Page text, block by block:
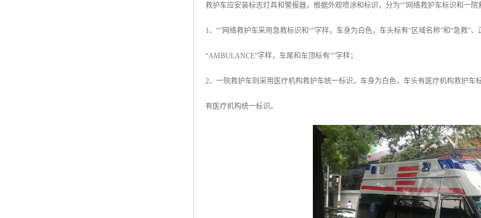
救护车应安装标志灯具和警报器，根据外观喷涂和标识，分为“”网络救护车标识和一院
1、“”网络救护车采用急救标识和“”字样，车身为白色，车头标有“区域名称”和“急救
“AMBULANCE”字样，车尾和车顶标有“”字样；
2、一院救护车则采用医疗机构救护车统一标识，车身为白色，车头有医疗机构救护
有医疗机构统一标识。